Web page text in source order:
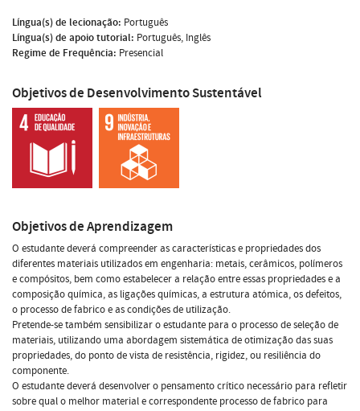
Língua(s) de lecionação: Português
Língua(s) de apoio tutorial: Português, Inglês
Regime de Frequência: Presencial
Objetivos de Desenvolvimento Sustentável
Objetivos de Aprendizagem
O estudante deverá compreender as características e propriedades dos
diferentes materiais utilizados em engenharia: metais, cerâmicos, polímeros
e compósitos, bem como estabelecer a relação entre essas propriedades e a
composição química, as ligações químicas, a estrutura atómica, os defeitos,
o processo de fabrico e as condições de utilização.
Pretende-se também sensibilizar o estudante para o processo de seleção de
materiais, utilizando uma abordagem sistemática de otimização das suas
propriedades, do ponto de vista de resistência, rigidez, ou resiliência do
componente.
O estudante deverá desenvolver o pensamento crítico necessário para refletir
sobre qual o melhor material e correspondente processo de fabrico para